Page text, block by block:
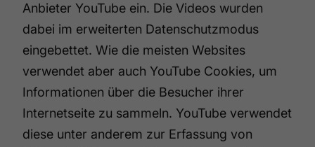
Anbieter YouTube ein. Die Videos wurden
dabei im erweiterten Datenschutzmodus
eingebettet. Wie die meisten Websites
verwendet aber auch YouTube Cookies, um
Informationen über die Besucher ihrer
Internetseite zu sammeln. YouTube verwendet
diese unter anderem zur Erfassung von